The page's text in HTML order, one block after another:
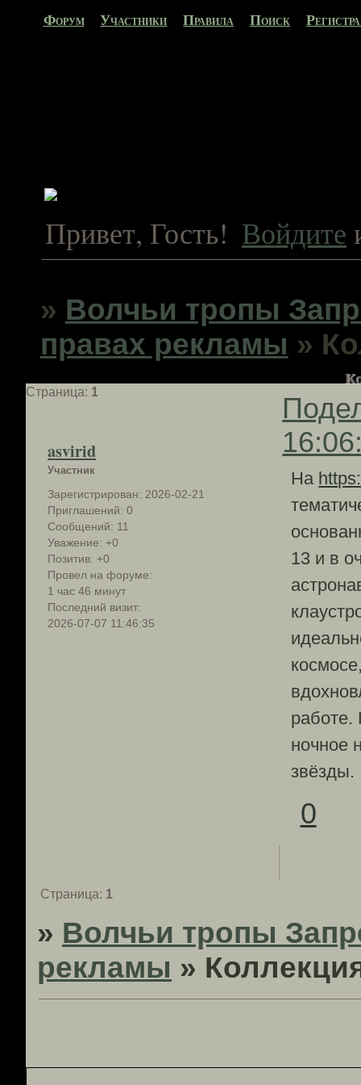
Форум Участники Правила Поиск
Привет, Гость! Войдите
» Волчьи тропы
правах рекламы »
Страница: 1
asvirid
Участник
Зарегистрирован: 2026-02-21
Приглашений: 0
Сообщений: 11
Уважение: +0
Позитив: +0
Провел на форуме:
1 час 46 минут
Последний визит:
2026-07-07 11:46:35
На
13 и в
работе.
ночное
звёзды.
0
Страница: 1
» Волчьи тропы
рекламы »